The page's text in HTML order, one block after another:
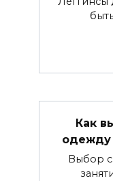
Как
одежду
Выбор